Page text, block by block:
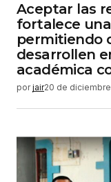
Aceptar las
fortalece
permitiendo
desarrollen
académica
por jair20 de diciembre